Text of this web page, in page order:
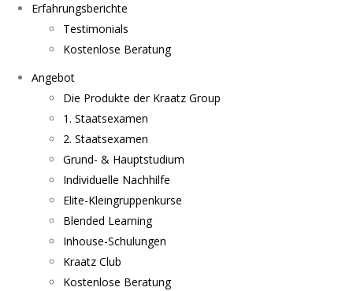
Erfahrungsberichte
Testimonials
Kostenlose Beratung
Angebot
Die Produkte der Kraatz Group
1. Staatsexamen
2. Staatsexamen
Grund- & Hauptstudium
Individuelle Nachhilfe
Elite-Kleingruppenkurse
Blended Learning
Inhouse-Schulungen
Kraatz Club
Kostenlose Beratung